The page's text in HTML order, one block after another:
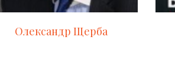
Олександр Щерба